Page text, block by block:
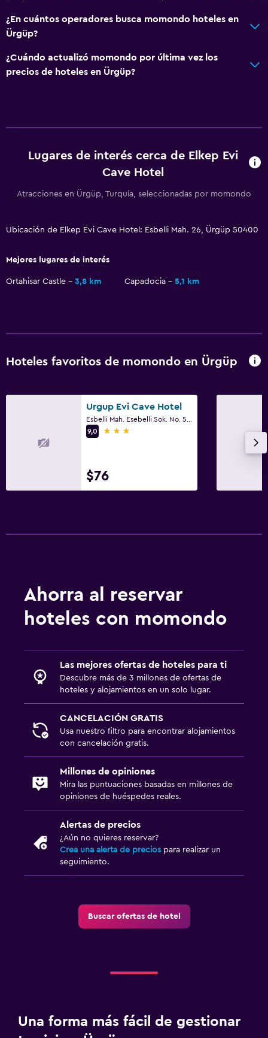
¿En cuántos operadores busca momondo hoteles en
Ürgüp?
¿Cuándo actualizó momondo por última vez los
precios de hoteles en Ürgüp?
Lugares de interés cerca de Elkep Evi
Cave Hotel
Atracciones en Ürgüp, Turquía, seleccionadas por momondo
Ubicación de Elkep Evi Cave Hotel: Esbelli Mah. 26, Ürgüp 50400
Mejores lugares de interés
Ortahisar Castle 3,8 km Capadocia 5,1 km
Hoteles favoritos de momondo en Ürgüp
Urgup Evi Cave Hotel
9,0
3 estrellas
$76
Ahorra al reservar
hoteles con momondo
Las mejores ofertas de hoteles para ti
Descubre más de 3 millones de ofertas de
hoteles y alojamientos en un solo lugar.
CANCELACIÓN GRATIS
Usa nuestro filtro para encontrar alojamientos
con cancelación gratis.
Millones de opiniones
Mira las puntuaciones basadas en millones de
opiniones de huéspedes reales.
Alertas de precios
¿Aún no quieres reservar?
Crea una alerta de precios para realizar un
seguimiento.
Buscar ofertas de hotel
Una forma más fácil de gestionar